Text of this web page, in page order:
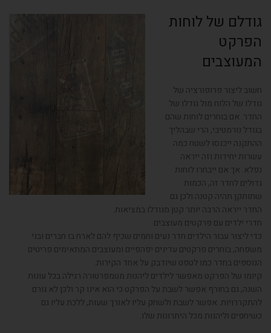
גודלם של לוחות
הפרקט
המעוצבים
חשוב ליצור פרופורציה של
גודלו של הלוח מול גודלו של
החדר. אם בוחרים לוחות שהם
בגודל נורמטיבי, הרי שבהליך
ההתקנה ייכנסו לשטח כמה
עשרות יחידות וזה ייראה
נפלא. אך אם ייבחרו לוחות
גדולים לחדר זה, הכמות
שתותקן תהיה קטנה ולכן גם
החדר ייראה הרבה יותר קטן מגודלו במציאות.
חדרי ילדים עם פרקטים מעוצבים
כדי ליצור עבור הילדים חדר נעים וחמים שכיף להם לארח בו חברים ובני
משפחה, בוחרים פרקטים עדינים יפהפיים ומעוצבים המתאימים פריטים
הנוספים בחדר כמו לטפט שיודבק על אחד הקירות.
קיומו של הפרקט מאפשר לילדים ליהנות מטמפרטורה רגילה בכל עונות
השנה, גם בחורף אפשר לשבת על הפרקט כי הוא אינו קר ולכן לא גורם
להתקררויות. אפשר לשבת ולשחק עליו לאורך שעות, ללכת עליו גם
כשיחפים וליהנות מכל היתרונות שלו.